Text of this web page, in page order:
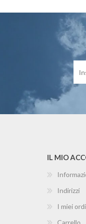
IL MIO
Indirizzi
I miei
Carrello